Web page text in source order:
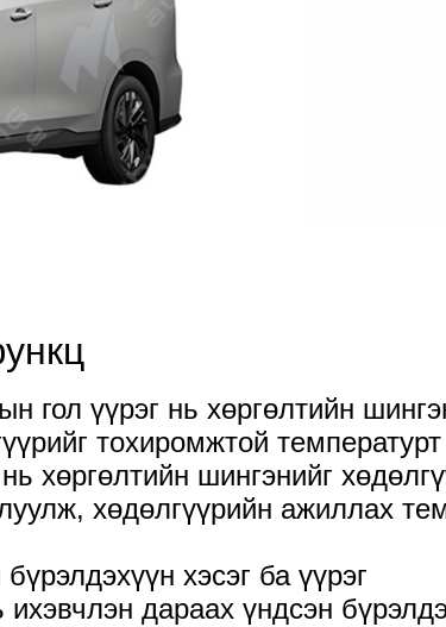
үүрэг нь хөргөлтийн
тохиромжтой
хөргөлтийн шингэнийг
хөдөлгүүрийн ажиллах
хэсэг ба үүрэг
дараах үндсэн